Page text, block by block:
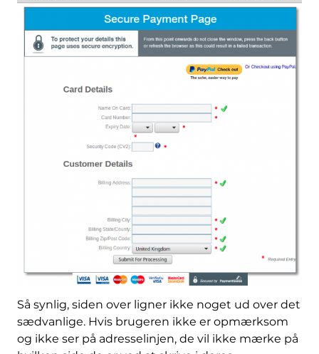
Så synlig, siden over ligner ikke noget ud over det
sædvanlige. Hvis brugeren ikke er opmærksom
og ikke ser på adresselinjen, de vil ikke mærke på